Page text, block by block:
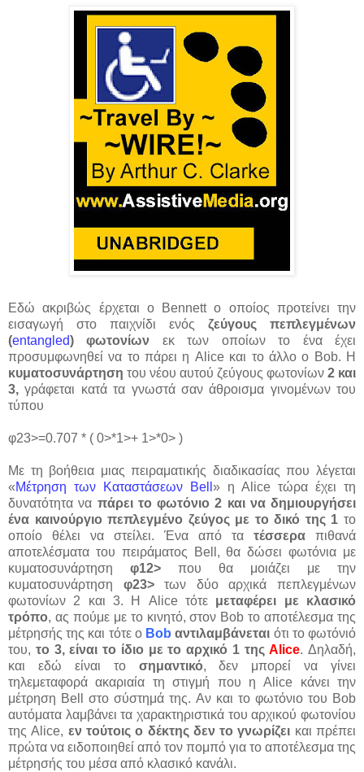
Εδώ ακριβώς έρχεται ο Bennett ο οποίος προτείνει την
εισαγωγή στο παιχνίδι ενός ζεύγους πεπλεγμένων
(entangled) φωτονίων εκ των οποίων το ένα έχει
προσυμφωνηθεί να το πάρει η Alice και το άλλο ο Bob. Η
κυματοσυνάρτηση του νέου αυτού ζεύγους φωτονίων 2 και
3, γράφεται κατά τα γνωστά σαν άθροισμα γινομένων του
τύπου
φ23>=0.707 * ( 0>*1>+ 1>*0> )
Με τη βοήθεια μιας πειραματικής διαδικασίας που λέγεται
«Μέτρηση των Καταστάσεων Bell » η Alice τώρα έχει τη
δυνατότητα να πάρει το φωτόνιο 2 και να δημιουργήσει
ένα καινούργιο πεπλεγμένο ζεύγος με το δικό της 1 το
οποίο θέλει να στείλει. Ένα από τα τέσσερα πιθανά
αποτελέσματα του πειράματος Bell, θα δώσει φωτόνια με
κυματοσυνάρτηση φ12> που θα μοιάζει με την
κυματοσυνάρτηση φ23>των δύο αρχικά πεπλεγμένων
φωτονίων 2 και 3. Η Alice τότε μεταφέρει με κλασικό
τρόπο, ας πούμε με το κινητό, στον Bob το αποτέλεσμα της
μέτρησής της και τότε ο Bob αντιλαμβάνεται ότι το φωτόνιό
του, το 3, είναι το ίδιο με το αρχικό 1 τηςAlice. Δηλαδή,
και εδώ είναι το σημαντικό, δεν μπορεί να γίνει
τηλεμεταφορά ακαριαία τη στιγμή που η Alice κάνει την
μέτρηση Bell στο σύστημά της. Αν και το φωτόνιο του Bob
αυτόματα λαμβάνει τα χαρακτηριστικά του αρχικού φωτονίου
της Alice, εν τούτοις ο δέκτης δεν το γνωρίζει και πρέπει
πρώτα να ειδοποιηθεί από τον πομπό για το αποτέλεσμα της
μέτρησής του μέσα από κλασικό κανάλι.